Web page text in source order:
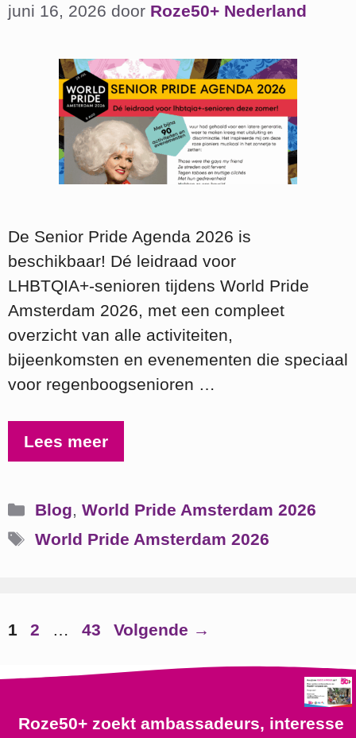
juni 16, 2026 door Roze50+ Nederland
De Senior Pride Agenda 2026 is
beschikbaar! Dé leidraad voor
LHBTQIA+‑senioren tijdens World Pride
Amsterdam 2026, met een compleet
overzicht van alle activiteiten,
bijeenkomsten en evenementen die speciaal
voor regenboogsenioren …
Lees meer
Categorieën
Blog, World Pride Amsterdam 2026
Tags
World Pride Amsterdam 2026
Pagina
1 Pagina
2 … Pagina
43 Volgende →
Roze50+ zoekt ambassadeurs, interesse